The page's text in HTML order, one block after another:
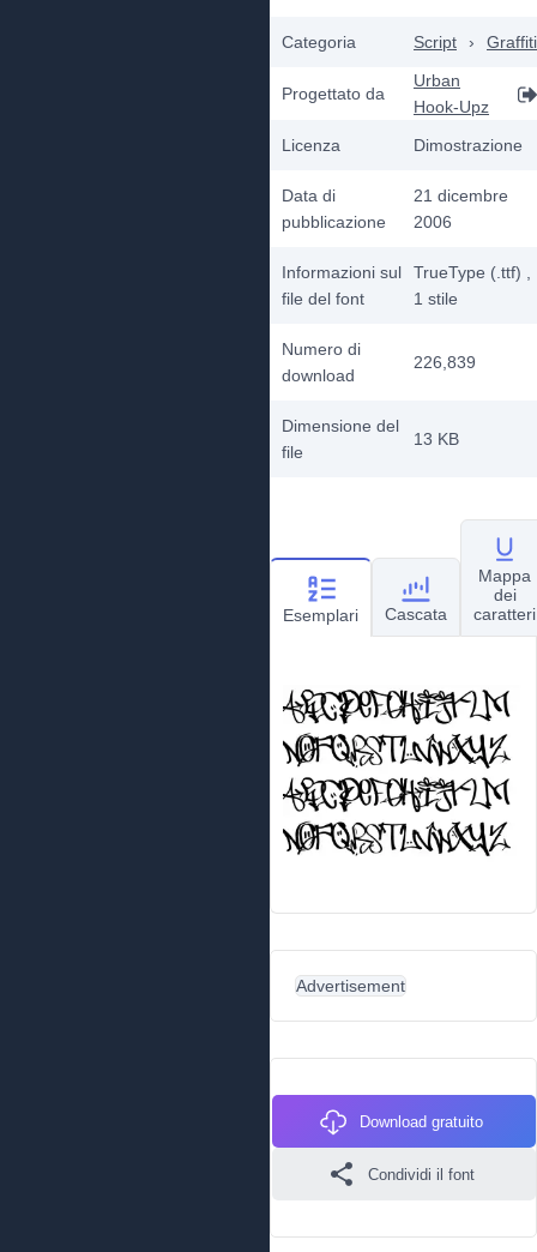
Categoria Script › Graffiti
Progettato da
Urban
Hook-Upz
Licenza
Dimostrazione
Data di
pubblicazione
21 dicembre
2006
Informazioni sul
file del font
TrueType (.ttf)
1 stile
Numero di
download
226,839
Dimensione del
file
13 KB
Esemplari Cascata
Mappa
dei
caratteri
Advertisement
Download gratuito
Condividi il font